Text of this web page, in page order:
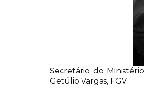
Secretário do
Getúlio Vargas, FGV